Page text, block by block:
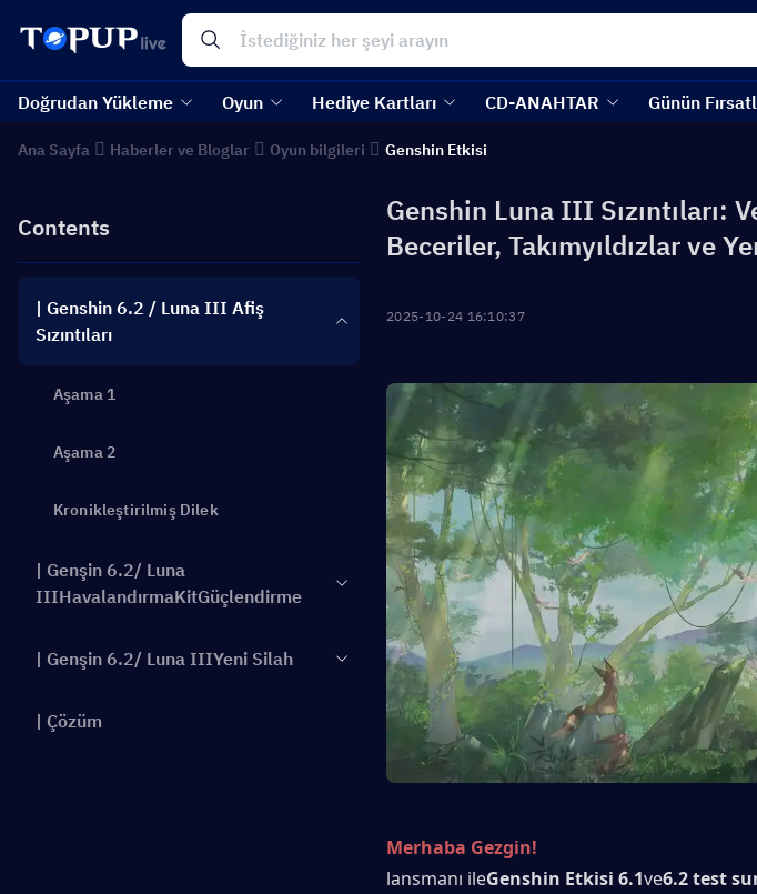
Doğrudan Yükleme Oyun Hediye Kartları CD-ANAHTAR Günün
Ana Sayfa Haberler ve Bloglar Oyun bilgileri Genshin Etkisi
Contents
| Genshin 6.2 / Luna III Afiş
Sızıntıları
Aşama 1
Aşama 2
Kronikleştirilmiş Dilek
| Genşin 6.2/ Luna
IIIHavalandırmaKitGüçlendirme
| Genşin 6.2/ Luna IIIYeni Silah
| Çözüm
Genshin Luna III Sızıntıları:
Beceriler, Takımyıldızlar ve
2025-10-24 16:10:37
Merhaba Gezgin!
lansmanı ileGenshin Etkisi 6.1ve6.2 test